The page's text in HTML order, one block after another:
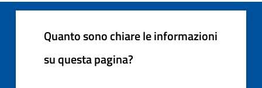
Quanto sono chiare le informazioni
su questa pagina?